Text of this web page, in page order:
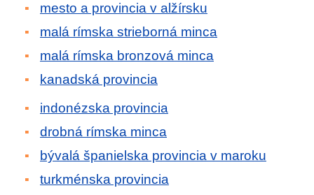
mesto a provincia v alžírsku
malá rímska strieborná minca
malá rímska bronzová minca
kanadská provincia
indonézska provincia
drobná rímska minca
bývalá španielska provincia v maroku
turkménska provincia